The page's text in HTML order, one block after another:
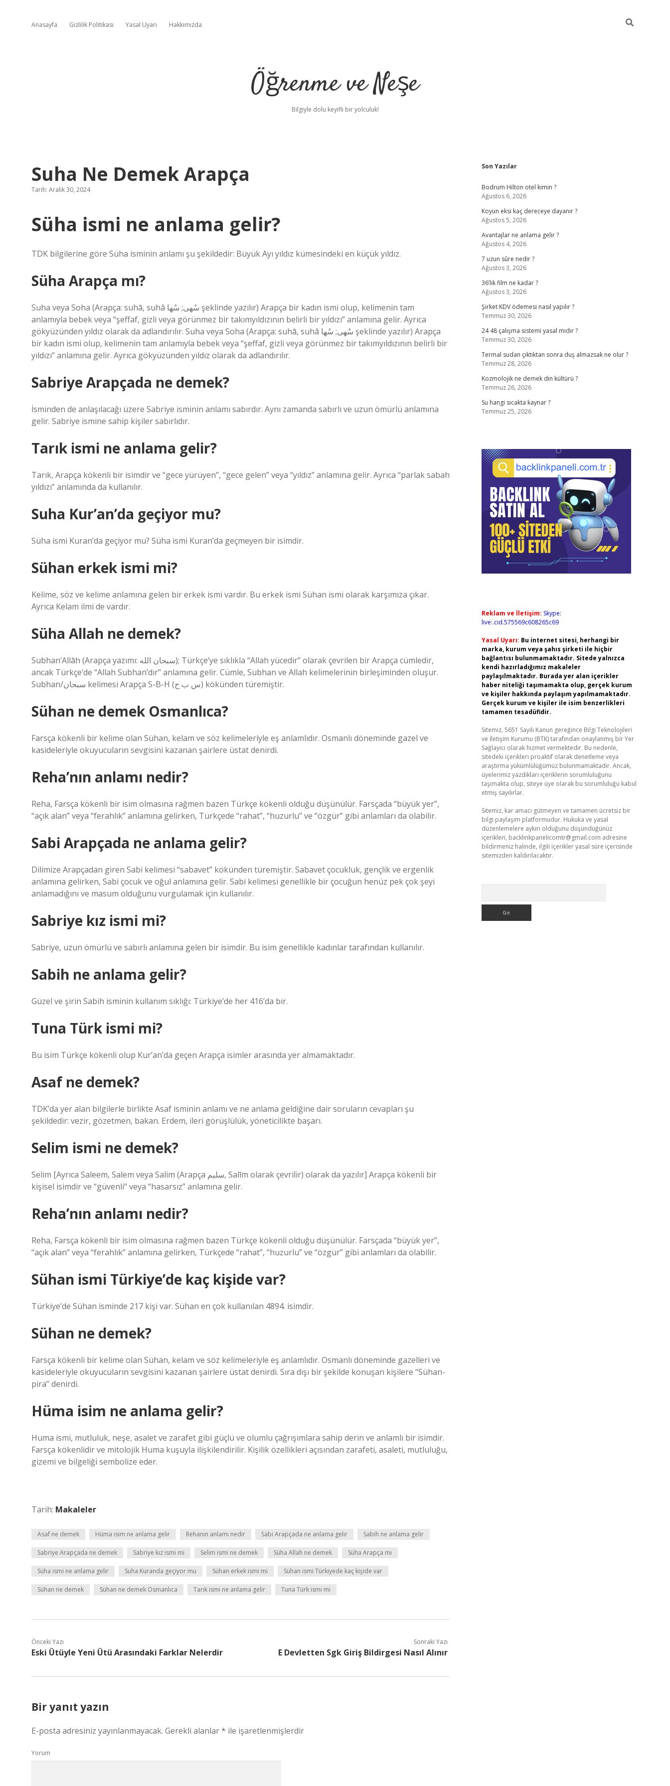
Anasayfa Gizlilik Politikası Yasal Uyarı Hakkımızda
Öğrenme ve Neşe
Bilgiyle dolu keyifli bir yolculuk!
Suha Ne Demek Arapça
Tarih: Aralık 30, 2024
Süha ismi ne anlama gelir?
TDK bilgilerine göre Süha isminin anlamı şu şekildedir: Büyük Ayı yıldız kümesindeki en küçük yıldız.
Süha Arapça mı?
Suha veya Soha (Arapça: suhā, suhâ سُهى; سُها şeklinde yazılır) Arapça bir kadın ismi olup, kelimenin tam
anlamıyla bebek veya “şeffaf, gizli veya görünmez bir takımyıldızının belirli bir yıldızı” anlamına gelir. Ayrıca
gökyüzünden yıldız olarak da adlandırılır. Suha veya Soha (Arapça: suhā, suhâ سُهى; سُها şeklinde yazılır) Arapça
bir kadın ismi olup, kelimenin tam anlamıyla bebek veya “şeffaf, gizli veya görünmez bir takımyıldızının belirli bir
yıldızı” anlamına gelir. Ayrıca gökyüzünden yıldız olarak da adlandırılır.
Sabriye Arapçada ne demek?
İsminden de anlaşılacağı üzere Sabriye isminin anlamı sabırdır. Aynı zamanda sabırlı ve uzun ömürlü anlamına
gelir. Sabriye ismine sahip kişiler sabırlıdır.
Tarık ismi ne anlama gelir?
Tarık, Arapça kökenli bir isimdir ve “gece yürüyen”, “gece gelen” veya “yıldız” anlamına gelir. Ayrıca “parlak sabah
yıldızı” anlamında da kullanılır.
Suha Kur’an’da geçiyor mu?
Süha ismi Kuran’da geçiyor mu? Süha ismi Kuran’da geçmeyen bir isimdir.
Sühan erkek ismi mi?
Kelime, söz ve kelime anlamına gelen bir erkek ismi vardır. Bu erkek ismi Sühan ismi olarak karşımıza çıkar.
Ayrıca Kelam ilmi de vardır.
Süha Allah ne demek?
Subhan’Allāh (Arapça yazımı: سبحان الله); Türkçe’ye sıklıkla “Allah yücedir” olarak çevrilen bir Arapça cümledir,
ancak Türkçe’de “Allah Subhan’dır” anlamına gelir. Cümle, Subhan ve Allah kelimelerinin birleşiminden oluşur.
Subhan/سبحان kelimesi Arapça S-B-H (س ب ح) kökünden türemiştir.
Sühan ne demek Osmanlıca?
Farsça kökenli bir kelime olan Sühan, kelam ve söz kelimeleriyle eş anlamlıdır. Osmanlı döneminde gazel ve
kasideleriyle okuyucuların sevgisini kazanan şairlere üstat denirdi.
Reha’nın anlamı nedir?
Reha, Farsça kökenli bir isim olmasına rağmen bazen Türkçe kökenli olduğu düşünülür. Farsçada “büyük yer”,
“açık alan” veya “ferahlık” anlamına gelirken, Türkçede “rahat”, “huzurlu” ve “özgür” gibi anlamları da olabilir.
Sabi Arapçada ne anlama gelir?
Dilimize Arapçadan giren Sabi kelimesi “sabavet” kökünden türemiştir. Sabavet çocukluk, gençlik ve ergenlik
anlamına gelirken, Sabi çocuk ve oğul anlamına gelir. Sabi kelimesi genellikle bir çocuğun henüz pek çok şeyi
anlamadığını ve masum olduğunu vurgulamak için kullanılır.
Sabriye kız ismi mi?
Sabriye, uzun ömürlü ve sabırlı anlamına gelen bir isimdir. Bu isim genellikle kadınlar tarafından kullanılır.
Sabih ne anlama gelir?
Güzel ve şirin Sabih isminin kullanım sıklığı: Türkiye’de her 416’da bir.
Tuna Türk ismi mi?
Bu isim Türkçe kökenli olup Kur’an’da geçen Arapça isimler arasında yer almamaktadır.
Asaf ne demek?
TDK’da yer alan bilgilerle birlikte Asaf isminin anlamı ve ne anlama geldiğine dair soruların cevapları şu
şekildedir: vezir, gözetmen, bakan. Erdem, ileri görüşlülük, yöneticilikte başarı.
Selim ismi ne demek?
Selim [Ayrıca Saleem, Salem veya Salim (Arapça سليم, Salīm olarak çevrilir) olarak da yazılır] Arapça kökenli bir
kişisel isimdir ve “güvenli” veya “hasarsız” anlamına gelir.
Reha’nın anlamı nedir?
Reha, Farsça kökenli bir isim olmasına rağmen bazen Türkçe kökenli olduğu düşünülür. Farsçada “büyük yer”,
“açık alan” veya “ferahlık” anlamına gelirken, Türkçede “rahat”, “huzurlu” ve “özgür” gibi anlamları da olabilir.
Sühan ismi Türkiye’de kaç kişide var?
Türkiye’de Sühan isminde 217 kişi var. Sühan en çok kullanılan 4894. isimdir.
Sühan ne demek?
Farsça kökenli bir kelime olan Sühan, kelam ve söz kelimeleriyle eş anlamlıdır. Osmanlı döneminde gazelleri ve
kasideleriyle okuyucuların sevgisini kazanan şairlere üstat denirdi. Sıra dışı bir şekilde konuşan kişilere “Sühan-
pira” denirdi.
Hüma isim ne anlama gelir?
Huma ismi, mutluluk, neşe, asalet ve zarafet gibi güçlü ve olumlu çağrışımlara sahip derin ve anlamlı bir isimdir.
Farsça kökenlidir ve mitolojik Huma kuşuyla ilişkilendirilir. Kişilik özellikleri açısından zarafeti, asaleti, mutluluğu,
gizemi ve bilgeliği sembolize eder.
Tarih: Makaleler
Asaf ne demek Hüma isim ne anlama gelir Rehanın anlamı nedir Sabi Arapçada ne anlama gelir Sabih ne anlama gelir
Sabriye Arapçada ne demek Sabriye kız ismi mi Selim ismi ne demek Süha Allah ne demek Süha Arapça mı
Süha ismi ne anlama gelir Suha Kuranda geçiyor mu Sühan erkek ismi mi Sühan ismi Türkiyede kaç kişide var
Sühan ne demek Sühan ne demek Osmanlıca Tarık ismi ne anlama gelir Tuna Türk ismi mi
Önceki Yazı
Eski Ütüyle Yeni Ütü Arasındaki Farklar Nelerdir
Sonraki Yazı
E Devletten Sgk Giriş Bildirgesi Nasıl Alınır
Bir yanıt yazın
E-posta adresiniz yayınlanmayacak. Gerekli alanlar* ile işaretlenmişlerdir
Yorum
Sidebar
Son Yazılar
Bodrum Hilton otel kimin ?
Ağustos 6, 2026
Koyun eksi kaç dereceye dayanır ?
Ağustos 5, 2026
Avantajlar ne anlama gelir ?
Ağustos 4, 2026
7 uzun sûre nedir ?
Ağustos 3, 2026
36’lık film ne kadar ?
Ağustos 3, 2026
Şirket KDV ödemesi nasıl yapılır ?
Temmuz 30, 2026
24 48 çalışma sistemi yasal mıdır ?
Temmuz 30, 2026
Termal sudan çıktıktan sonra duş almazsak ne olur ?
Temmuz 28, 2026
Kozmolojik ne demek din kültürü ?
Temmuz 26, 2026
Su hangi sıcakta kaynar ?
Temmuz 25, 2026
Reklam ve İletişim: Skype:
live:.cid.575569c608265c69
Yasal Uyarı: Bu internet sitesi, herhangi bir
marka, kurum veya şahıs şirketi ile hiçbir
bağlantısı bulunmamaktadır. Sitede yalnızca
kendi hazırladığımız makaleler
paylaşılmaktadır. Burada yer alan içerikler
haber niteliği taşımamakta olup, gerçek kurum
ve kişiler hakkında paylaşım yapılmamaktadır.
Gerçek kurum ve kişiler ile isim benzerlikleri
tamamen tesadüfidir.
Sitemiz, 5651 Sayılı Kanun gereğince Bilgi Teknolojileri
ve İletişim Kurumu (BTK) tarafından onaylanmış bir Yer
Sağlayıcı olarak hizmet vermektedir. Bu nedenle,
sitedeki içerikleri proaktif olarak denetleme veya
araştırma yükümlülüğümüz bulunmamaktadır. Ancak,
üyelerimiz yazdıkları içeriklerin sorumluluğunu
taşımakta olup, siteye üye olarak bu sorumluluğu kabul
etmiş sayılırlar.
Sitemiz, kar amacı gütmeyen ve tamamen ücretsiz bir
bilgi paylaşım platformudur. Hukuka ve yasal
düzenlemelere aykırı olduğunu düşündüğünüz
içerikleri, backlinkpanelicomtr@gmail.com adresine
bildirmeniz halinde, ilgili içerikler yasal süre içerisinde
sitemizden kaldırılacaktır.
betcipiabellacasino sitesi